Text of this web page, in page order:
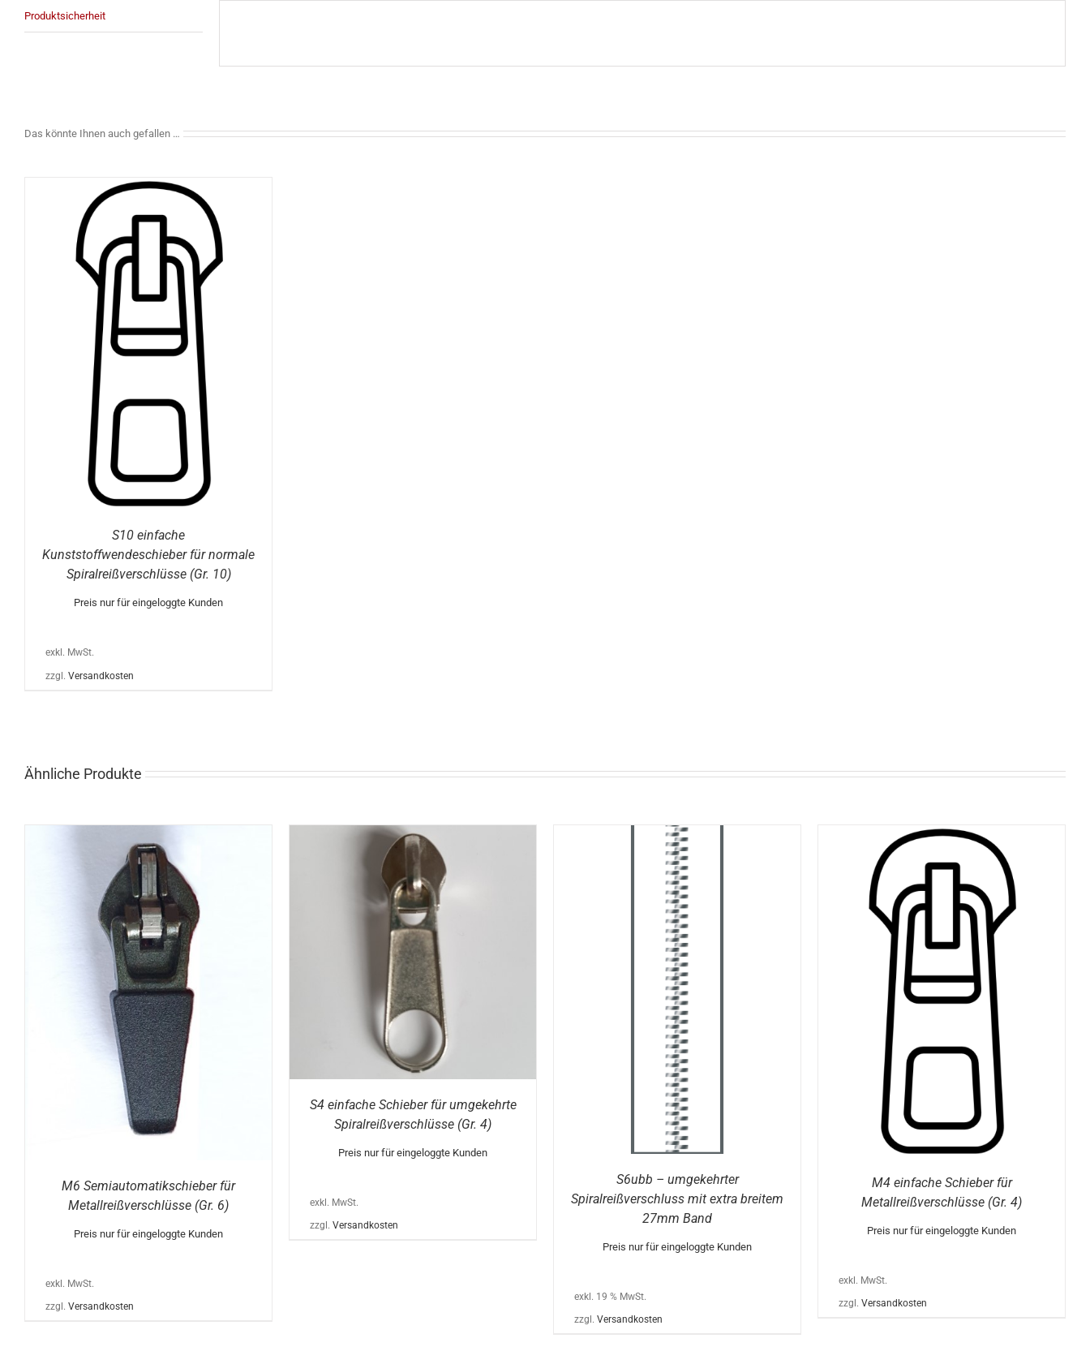
Produktsicherheit
Das könnte Ihnen auch gefallen …
S10 einfache
Kunststoffwendeschieber für normale
Spiralreißverschlüsse (Gr. 10)
Preis nur für eingeloggte Kunden
exkl. MwSt.
zzgl. Versandkosten
Ähnliche Produkte
M6 Semiautomatikschieber für
Metallreißverschlüsse (Gr. 6)
Preis nur für eingeloggte Kunden
exkl. MwSt.
zzgl. Versandkosten
OPTIONEN WÄHLENDIESES
PRODUKT
WEIST
MEHRERE
VARIANTEN
AUF.
DIE
OPTIONEN
KÖNNEN
AUF
S4 einfache Schieber für umgekehrte
Spiralreißverschlüsse (Gr. 4)
Preis nur für eingeloggte Kunden
exkl. MwSt.
zzgl. Versandkosten
IN DEN WARENKORB
S6ubb – umgekehrter
Spiralreißverschluss mit extra breitem
27mm Band
Preis nur für eingeloggte Kunden
exkl. 19 % MwSt.
zzgl. Versandkosten
OPTIONEN WÄHLEN
WERDEN
M4 einfache Schieber für
Metallreißverschlüsse (Gr. 4)
Preis nur für eingeloggte Kunden
exkl. MwSt.
zzgl. Versandkosten